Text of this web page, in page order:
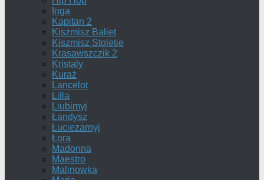
Inga
Kapitan 2
Kiszmisz Baliet
Kiszmisz Stoletie
Krasawszczik 2
Kristaly
Kuraż
Lancelot
Lilla
Liubimyj
Łandysz
Łuciezarnyj
Łora
Madonna
Maestro
Malinowka